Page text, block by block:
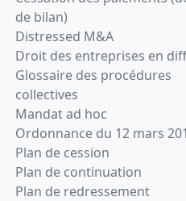
de bilan)
Distressed M&A
Droit des entreprises en
Glossaire des procédures
collectives
Mandat ad hoc
Ordonnance du 12 mars
Plan de cession
Plan de continuation
Plan de redressement